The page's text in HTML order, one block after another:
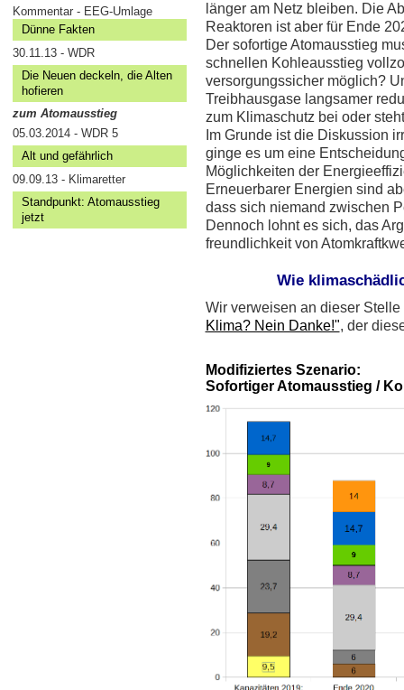
Kommentar - EEG-Umlage
Dünne Fakten
30.11.13 - WDR
Die Neuen deckeln, die Alten
hofieren
zum Atomausstieg
05.03.2014 - WDR 5
Alt und gefährlich
09.09.13 - Klimaretter
Standpunkt: Atomausstieg
jetzt
länger am Netz bleiben. Die
Reaktoren ist aber für Ende
Der sofortige Atomausstieg
schnellen Kohleausstieg
versorgungssicher möglich?
Treibhausgase langsamer
zum Klimaschutz bei oder
Im Grunde ist die Diskussion
ginge es um eine
Möglichkeiten der
Erneuerbarer Energien sind
dass sich niemand zwischen
Dennoch lohnt es sich, das
freundlichkeit von
Wie
Wir verweisen an dieser
Klima? Nein Danke!", der
Modifiziertes Szenario:
Sofortiger Atomausstieg /